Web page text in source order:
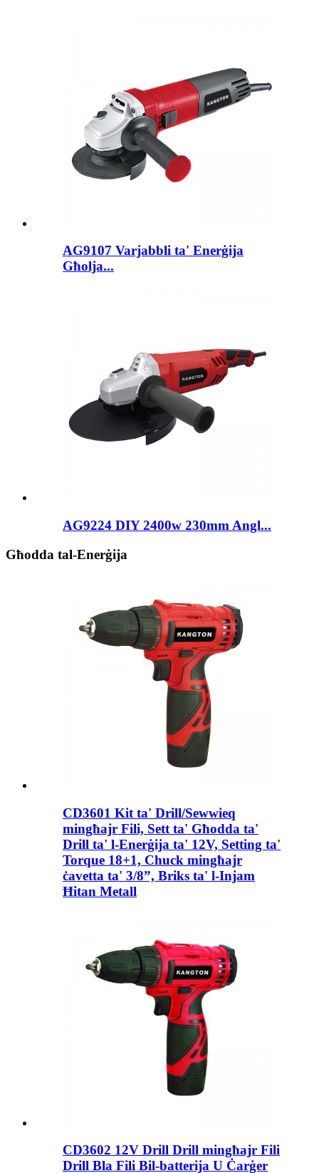
AG9107 Varjabbli ta' Enerġija
Għolja...
AG9224 DIY 2400w 230mm Angl...
Għodda tal-Enerġija
CD3601 Kit ta' Drill/Sewwieq
mingħajr Fili, Sett ta' Għodda ta'
Drill ta' l-Enerġija ta' 12V, Setting ta'
Torque 18+1, Chuck mingħajr
ċavetta ta' 3/8”, Briks ta' l-Injam
Ħitan Metall
CD3602 12V Drill Drill mingħajr Fili
Drill Bla Fili Bil-batterija U Ċarġer